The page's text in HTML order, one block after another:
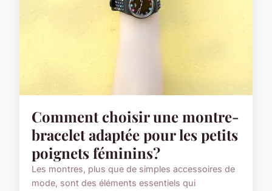
Comment choisir une montre-
bracelet adaptée pour les petits
poignets féminins?
Les montres, plus que de simples accessoires de
mode, sont des éléments essentiels qui